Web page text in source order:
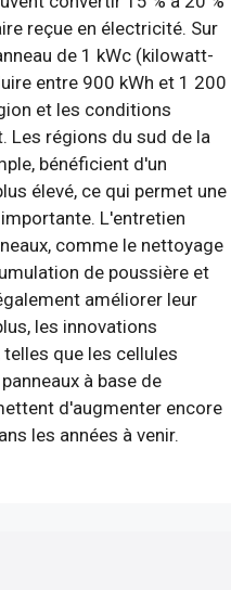
reçue en électricité. Sur
de 1 kWc (kilowatt-
entre 900 kWh et 1 200
et les conditions
Les régions du sud de la
bénéficient d'un
élevé, ce qui permet une
L'entretien
comme le nettoyage
de poussière et
améliorer leur
les innovations
que les cellules
à base de
d'augmenter encore
les années à venir.